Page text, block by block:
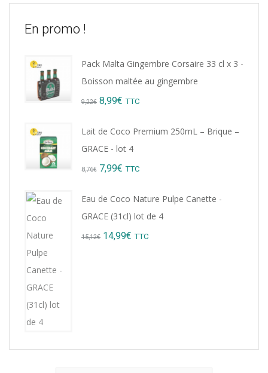
En promo !
Pack Malta Gingembre Corsaire 33 cl x 3 -
Boisson maltée au gingembre
9,22€ Original
8,99€ Current
TTC
Lait de Coco Premium 250mL – Brique –
GRACE - lot 4
8,76€ Original
7,99€ Current
TTC
Eau de Coco Nature Pulpe Canette -
GRACE (31cl) lot de 4
15,12€ Original
14,99€ Current
TTC